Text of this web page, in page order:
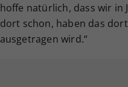
hoffe natürlich, dass wir in
dort schon, haben das
ausgetragen wird.“